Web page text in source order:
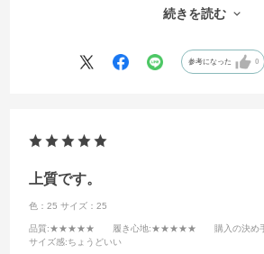
革が足に馴染んでとても歩きやすく、きちんと
ュアルにも合わせやすいのでお気に入りです。
続きを読む
参考になった 0
上質です。
色：25 サイズ：25
品質:★★★★★ 履き心地:★★★★★ 購入の決め
サイズ感:ちょうどいい